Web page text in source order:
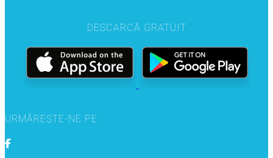
DESCARCĂ GRATUIT
URMĂREȘTE-NE PE